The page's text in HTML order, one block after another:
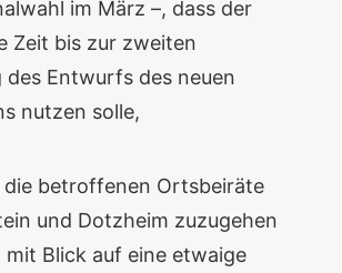
im März –, dass der
Zeit bis zur zweiten
des Entwurfs des neuen
nutzen solle,
die betroffenen Ortsbeiräte
und Dotzheim zuzugehen
mit Blick auf eine etwaige